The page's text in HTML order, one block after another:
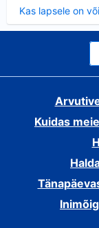
Kas lapsele on
Kuidas